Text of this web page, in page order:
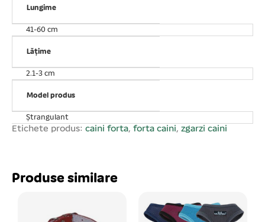
Lungime
41-60 cm
Lățime
2.1-3 cm
Model produs
Ștrangulant
Etichete produs: caini forta, forta caini, zgarzi caini
Produse similare